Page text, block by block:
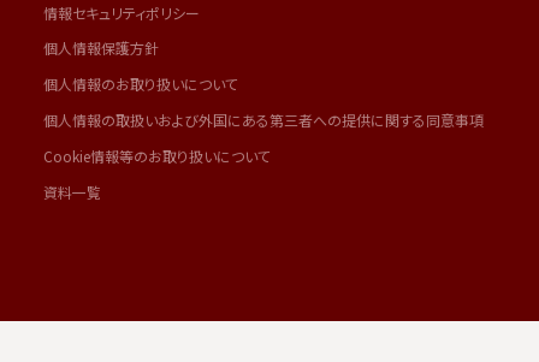
情報セキュリティポリシー
個人情報保護方針
個人情報のお取り扱いについて
個人情報の取扱いおよび外国にある第三者への提供に関する同意事項
Cookie情報等のお取り扱いについて
資料一覧